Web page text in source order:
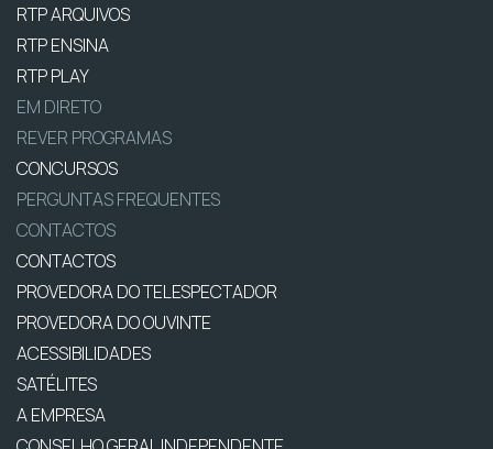
RTP ARQUIVOS
RTP ENSINA
RTP PLAY
EM DIRETO
REVER PROGRAMAS
CONCURSOS
PERGUNTAS FREQUENTES
CONTACTOS
CONTACTOS
PROVEDORA DO TELESPECTADOR
PROVEDORA DO OUVINTE
ACESSIBILIDADES
SATÉLITES
A EMPRESA